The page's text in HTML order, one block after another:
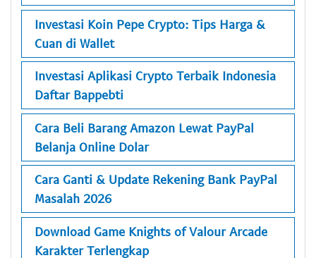
Investasi Koin Pepe Crypto: Tips Harga &
Cuan di Wallet
Investasi Aplikasi Crypto Terbaik Indonesia
Daftar Bappebti
Cara Beli Barang Amazon Lewat PayPal
Belanja Online Dolar
Cara Ganti & Update Rekening Bank PayPal
Masalah 2026
Download Game Knights of Valour Arcade
Karakter Terlengkap